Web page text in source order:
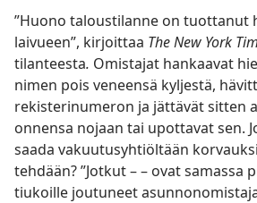
”Huono taloustilanne on tuottanut
laivueen”, kirjoittaa The New York
tilanteesta. Omistajat hankaavat
nimen pois veneensä kyljestä,
rekisterinumeron ja jättävät sitten
onnensa nojaan tai upottavat sen.
saada vakuutusyhtiöltään
tehdään? ”Jotkut – – ovat samassa
tiukoille joutuneet